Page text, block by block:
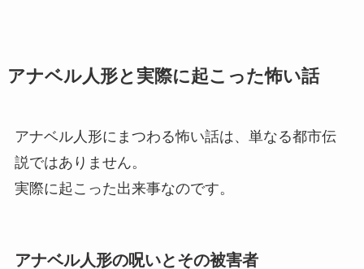
アナベル人形と実際に起こった怖い話
アナベル人形にまつわる怖い話は、単なる都市伝
説ではありません。
実際に起こった出来事なのです。
アナベル人形の呪いとその被害者